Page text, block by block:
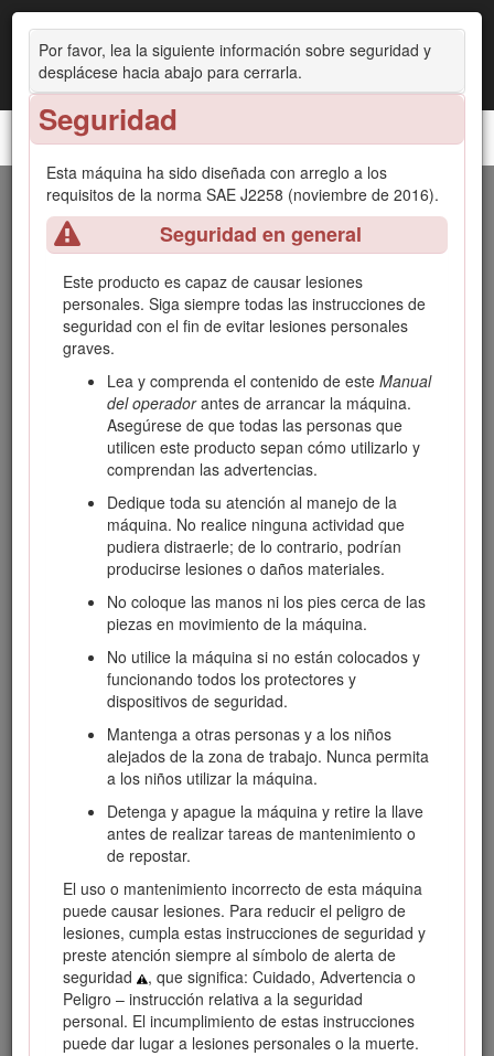
Por favor, lea la siguiente información sobre seguridad y
desplácese hacia abajo para cerrarla.
Seguridad
Esta máquina ha sido diseñada con arreglo a los
requisitos de la norma SAE J2258 (noviembre de 2016).
Seguridad en general
Este producto es capaz de causar lesiones
personales. Siga siempre todas las instrucciones de
seguridad con el fin de evitar lesiones personales
graves.
Lea y comprenda el contenido de este Manual
del operadorantes de arrancar la máquina.
Asegúrese de que todas las personas que
utilicen este producto sepan cómo utilizarlo y
comprendan las advertencias.
Dedique toda su atención al manejo de la
máquina. No realice ninguna actividad que
pudiera distraerle; de lo contrario, podrían
producirse lesiones o daños materiales.
No coloque las manos ni los pies cerca de las
piezas en movimiento de la máquina.
No utilice la máquina si no están colocados y
funcionando todos los protectores y
dispositivos de seguridad.
Mantenga a otras personas y a los niños
alejados de la zona de trabajo. Nunca permita
a los niños utilizar la máquina.
Detenga y apague la máquina y retire la llave
antes de realizar tareas de mantenimiento o
de repostar.
El uso o mantenimiento incorrecto de esta máquina
puede causar lesiones. Para reducir el peligro de
lesiones, cumpla estas instrucciones de seguridad y
preste atención siempre al símbolo de alerta de
seguridad
, que significa: Cuidado, Advertencia o
Peligro – instrucción relativa a la seguridad
personal. El incumplimiento de estas instrucciones
puede dar lugar a lesiones personales o la muerte.
Vehículo Utilitario Workman® HD
Introducción
Este vehículo utilitario está diseñado principalmente para el
uso fuera de las carreteras para el transporte de personas y
materiales. El uso de este producto para otros propósitos
que los previstos podría ser peligroso para usted y para
otras personas.
Lea este manual detenidamente para aprender a utilizar y
mantener correctamente su producto, y para evitar lesiones
y daños al producto. Usted es responsable de utilizar el
producto de forma correcta y segura.
Visite www.toro.com para buscar materiales de formación y
seguridad o información sobre accesorios, para localizar un
distribuidor o para registrar su producto.
Cuando necesite asistencia técnica, piezas genuinas Toro o
información adicional, póngase en contacto con un
Distribuidor de Servicio Autorizado o con Atención al cliente
Toro, y tenga a mano los números de modelo y serie de su
de serie y de modelo en el producto. Escriba los números en
el espacio provisto.
código QR de la pegatina del número de serie (en su
caso) para acceder a información sobre la garantía, las
piezas, y otra información sobre el producto.